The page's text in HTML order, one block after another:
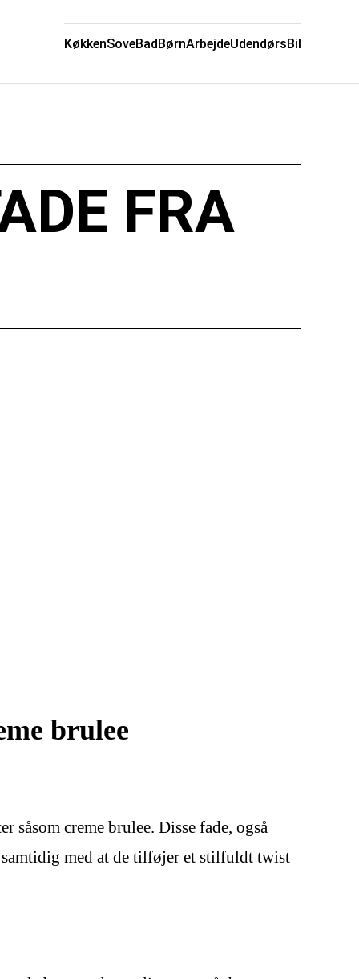
KøkkenSoveBadBørnArbejdeUdendørsBil
FRA
brulee
creme brulee. Disse fade, også
med at de tilføjer et stilfuldt twist